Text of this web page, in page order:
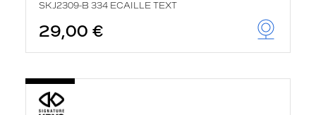
SKJ2309-B 334 ECAILLE TEXT
29,00 €